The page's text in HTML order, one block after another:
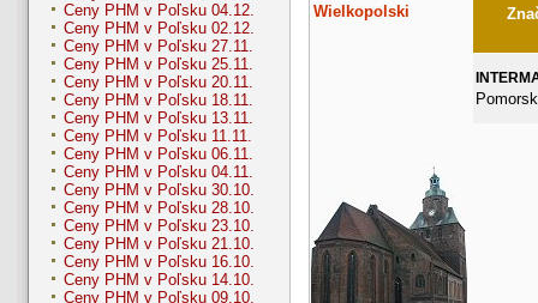
Ceny PHM v Poľsku 04.12.
Ceny PHM v Poľsku 02.12.
Ceny PHM v Poľsku 27.11.
Ceny PHM v Poľsku 25.11.
Ceny PHM v Poľsku 20.11.
Ceny PHM v Poľsku 18.11.
Ceny PHM v Poľsku 13.11.
Ceny PHM v Poľsku 11.11.
Ceny PHM v Poľsku 06.11.
Ceny PHM v Poľsku 04.11.
Ceny PHM v Poľsku 30.10.
Ceny PHM v Poľsku 28.10.
Ceny PHM v Poľsku 23.10.
Ceny PHM v Poľsku 21.10.
Ceny PHM v Poľsku 16.10.
Ceny PHM v Poľsku 14.10.
Ceny PHM v Poľsku 09.10.
Wielkopolski